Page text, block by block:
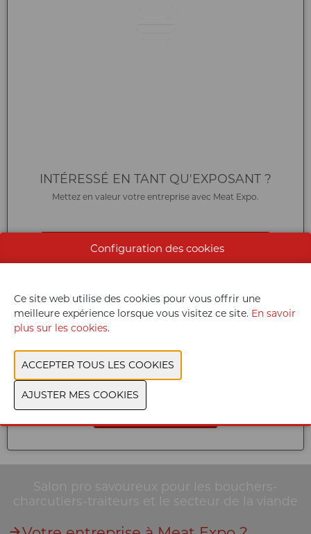
INTÉRESSÉ EN TANT QU'EXPOSANT ?
Mettez en valeur votre entreprise avec Meat Expo.
PARTICIPER EN TANT QU'EXPOSANT
Nous sommes heureux de vous aider avec vos questions.
CONTACTEZ NOUS
Salon pro savoureux pour les bouchers-
charcutiers-traiteurs et le secteur de la viande
Configuration des cookies
Ce site web utilise des cookies pour vous offrir une
meilleure expérience lorsque vous visitez ce site. En savoir
plus sur les cookies.